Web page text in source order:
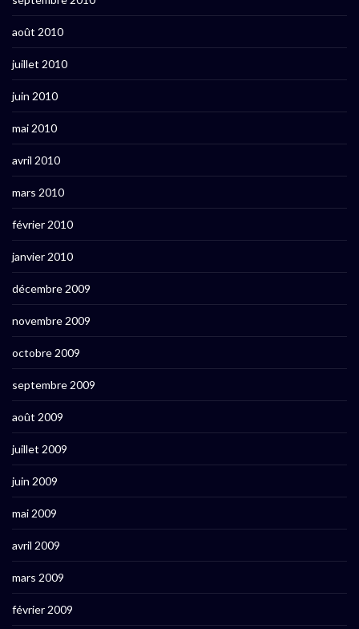
août 2010
juillet 2010
juin 2010
mai 2010
avril 2010
mars 2010
février 2010
janvier 2010
décembre 2009
novembre 2009
octobre 2009
septembre 2009
août 2009
juillet 2009
juin 2009
mai 2009
avril 2009
mars 2009
février 2009